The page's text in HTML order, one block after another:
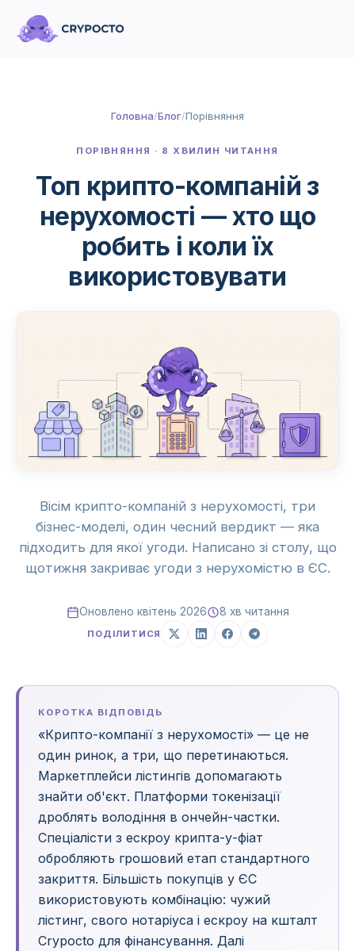
Головна/Блог/Порівняння
ПОРІВНЯННЯ · 8 ХВИЛИН ЧИТАННЯ
Топ крипто-компаній з
нерухомості — хто що
робить і коли їх
використовувати
Вісім крипто-компаній з нерухомості, три
бізнес-моделі, один чесний вердикт — яка
підходить для якої угоди. Написано зі столу, що
щотижня закриває угоди з нерухомістю в ЄС.
Оновлено квітень 2026 8 хв читання
ПОДІЛИТИСЯ
КОРОТКА ВІДПОВІДЬ
«Крипто-компанії з нерухомості» — це не
один ринок, а три, що перетинаються.
Маркетплейси лістингів допомагають
знайти об'єкт. Платформи токенізації
дроблять володіння в ончейн-частки.
Спеціалісти з ескроу крипта-у-фіат
обробляють грошовий етап стандартного
закриття. Більшість покупців у ЄС
використовують комбінацію: чужий
лістинг, свого нотаріуса і ескроу на кшталт
Crypocto для фінансування. Далі